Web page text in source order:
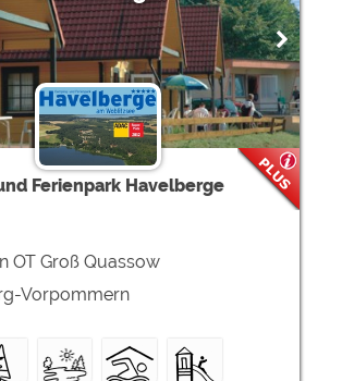
Ferienpark Havelberge
OT Groß Quassow
Vorpommern